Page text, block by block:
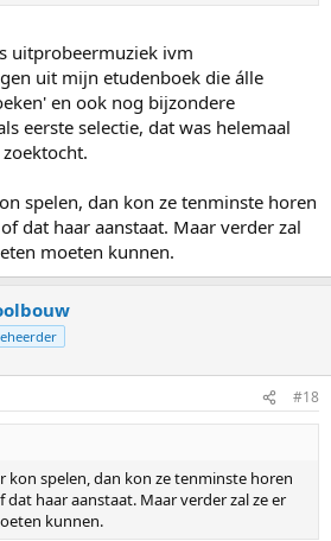
uitprobeermuziek ivm
uit mijn etudenboek die álle
en ook nog bijzondere
eerste selectie, dat was helemaal
spelen, dan kon ze tenminste horen
dat haar aanstaat. Maar verder zal
moeten kunnen.
#18
kon spelen, dan kon ze tenminste horen
haar aanstaat. Maar verder zal ze er
kunnen.